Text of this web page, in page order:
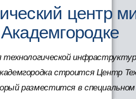
центр
технологической
строится Центр
разместится в